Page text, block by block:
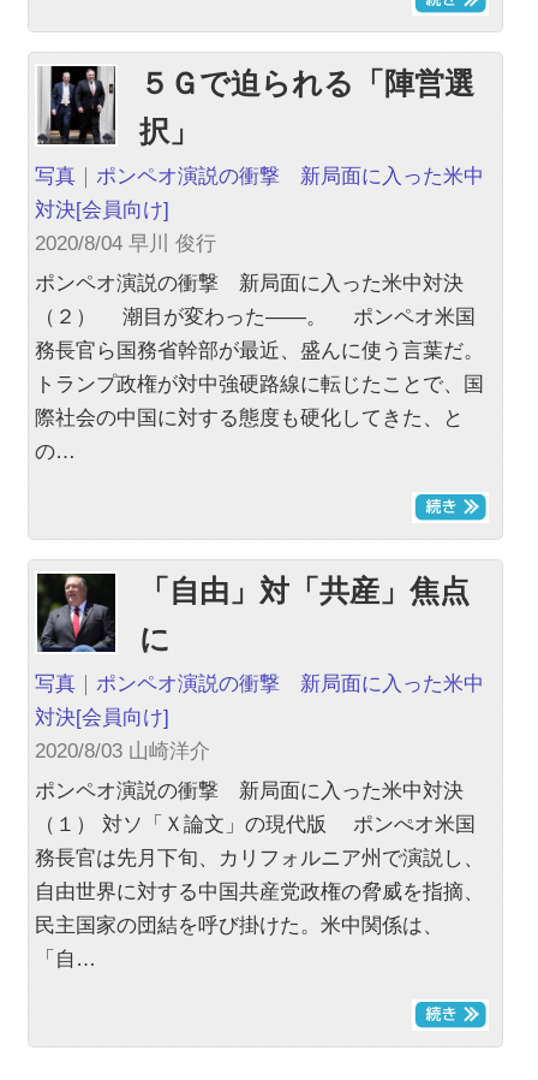
５Ｇで迫られる「陣営選
択」
写真 ｜ポンペオ演説の衝撃 新局面に入った米中
対決[会員向け]
2020/8/04 早川 俊行
ポンペオ演説の衝撃 新局面に入った米中対決
（２） 潮目が変わった――。 ポンペオ米国
務長官ら国務省幹部が最近、盛んに使う言葉だ。
トランプ政権が対中強硬路線に転じたことで、国
際社会の中国に対する態度も硬化してきた、と
の…
「自由」対「共産」焦点
に
写真 ｜ポンペオ演説の衝撃 新局面に入った米中
対決[会員向け]
2020/8/03 山崎洋介
ポンペオ演説の衝撃 新局面に入った米中対決
（１） 対ソ「Ｘ論文」の現代版 ポンぺオ米国
務長官は先月下旬、カリフォルニア州で演説し、
自由世界に対する中国共産党政権の脅威を指摘、
民主国家の団結を呼び掛けた。米中関係は、
「自…